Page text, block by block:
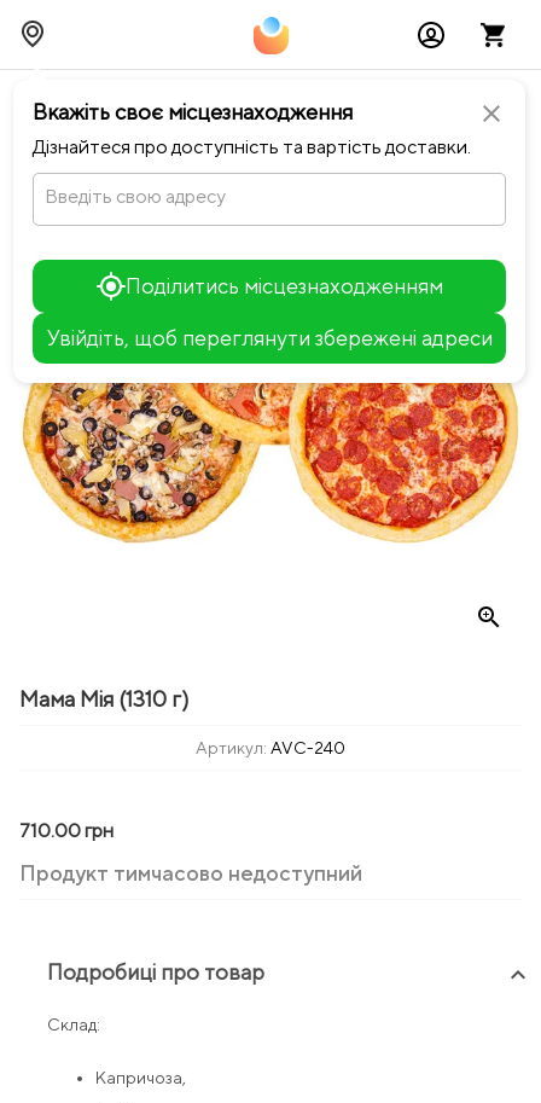
close
Вкажіть своє місцезнаходження
Дізнайтеся про доступність та вартість доставки.
Введіть свою адресу
Поділитись місцезнаходженням
Увійдіть, щоб переглянути збережені адреси
+
−
chevron_leftПовернутися до Авокадо
zoom_in
Мама Мія (1310 г)
Артикул: AVC-240
710.00 грн
Продукт тимчасово недоступний
Подробиці про товар keyboard_arrow_up
Склад:
Капричоза,